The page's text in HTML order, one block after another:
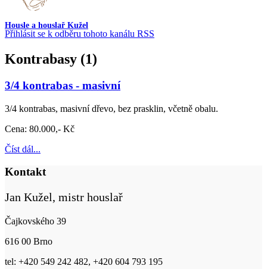
Housle a houslař Kužel
Přihlásit se k odběru tohoto kanálu RSS
Kontrabasy (1)
3/4 kontrabas - masivní
3/4 kontrabas, masivní dřevo, bez prasklin, včetně obalu.
Cena: 80.000,- Kč
Číst dál...
Kontakt
Jan Kužel, mistr houslař
Čajkovského 39
616 00 Brno
tel: +420 549 242 482, +420 604 793 195